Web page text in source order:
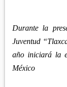
XALOZTOC
PANOTLA
SAN PABLO
REGIÓN PONIENTE
CALPULALPAN
Durante la
Juventud
año iniciará la
México